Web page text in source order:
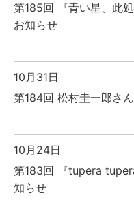
第185回 『青い星、此
お知らせ
10月31日
第184回 松村圭一郎さ
10月24日
第183回 『tupera
知らせ